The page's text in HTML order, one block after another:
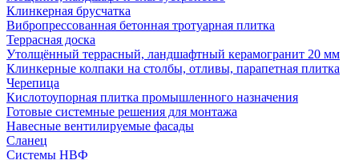
Клинкерная брусчатка
Вибропрессованная бетонная тротуарная плитка
Террасная доска
Утолщённый террасный, ландшафтный керамогранит 20 мм
Клинкерные колпаки на столбы, отливы, парапетная плитка
Черепица
Кислотоупорная плитка промышленного назначения
Готовые системные решения для монтажа
Навесные вентилируемые фасады
Сланец
Системы НВФ